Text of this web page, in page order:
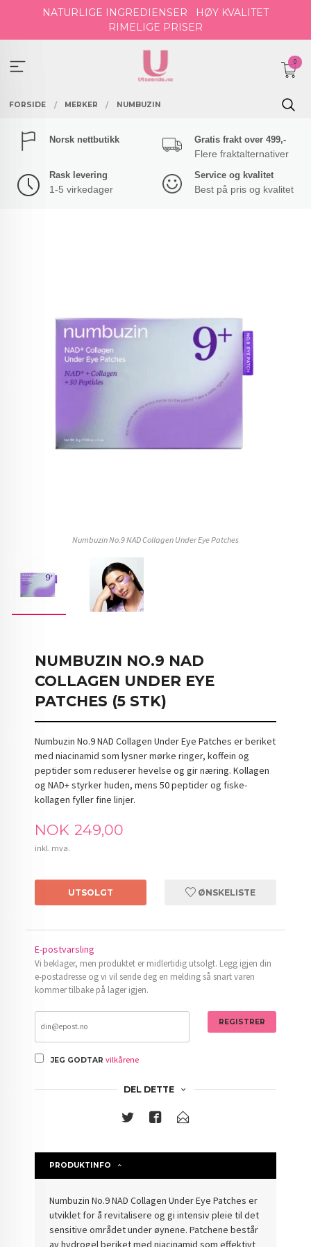
NATURLIGE INGREDIENSER
HØY KVALITET
RIMELIGE PRISER
0
FORSIDE MERKER NUMBUZIN
Norsk nettbutikk Gratis frakt over 499,-
Flere fraktalternativer
Rask levering
1-5 virkedager
Service og kvalitet
Best på pris og kvalitet
Numbuzin No.9 NAD Collagen Under Eye Patches
NUMBUZIN NO.9 NAD
COLLAGEN UNDER EYE
PATCHES (5 STK)
Numbuzin No.9 NAD Collagen Under Eye Patches er beriket
med niacinamid som lysner mørke ringer, koffein og
peptider som reduserer hevelse og gir næring. Kollagen
og NAD+ styrker huden, mens 50 peptider og fiske-
kollagen fyller fine linjer.
Pris
NOK 249,00
inkl. mva.
UTSOLGT ØNSKELISTE
E-postvarsling
Vi beklager, men produktet er midlertidig utsolgt. Legg igjen din
e-postadresse og vi vil sende deg en melding så snart varen
kommer tilbake på lager igjen.
JEG GODTAR vilkårene
REGISTRER
DEL DETTE
PRODUKTINFO
Numbuzin No.9 NAD Collagen Under Eye Patches er
utviklet for å revitalisere og gi intensiv pleie til det
sensitive området under øynene. Patchene består
av hydrogel beriket med niacinamid som effektivt